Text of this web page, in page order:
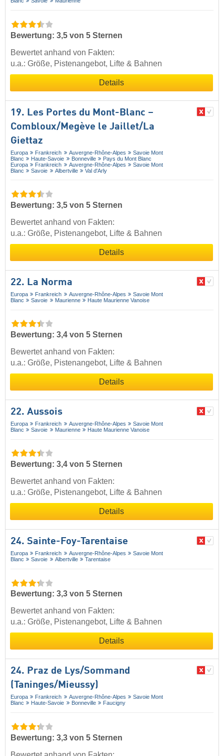
Bewertung: 3,5 von 5 Sternen
Bewertet anhand von Fakten:
u.a.: Größe, Pistenangebot, Lifte & Bahnen
Details
19. Les Portes du Mont-Blanc –
Combloux/​Megève le Jaillet/​La
Giettaz
Europa Frankreich Auvergne-Rhône-Alpes
Savoie Mont
Blanc
Haute-Savoie Bonneville
Pays du Mont Blanc
Europa
Frankreich Auvergne-Rhône-Alpes
Savoie Mont
Blanc
Savoie Albertville Val d'Arly
Bewertung: 3,5 von 5 Sternen
Bewertet anhand von Fakten:
u.a.: Größe, Pistenangebot, Lifte & Bahnen
Details
22. La Norma
Europa Frankreich Auvergne-Rhône-Alpes
Savoie Mont
Blanc
Savoie Maurienne Haute Maurienne Vanoise
Bewertung: 3,4 von 5 Sternen
Bewertet anhand von Fakten:
u.a.: Größe, Pistenangebot, Lifte & Bahnen
Details
22. Aussois
Europa Frankreich Auvergne-Rhône-Alpes
Savoie Mont
Blanc
Savoie Maurienne Haute Maurienne Vanoise
Bewertung: 3,4 von 5 Sternen
Bewertet anhand von Fakten:
u.a.: Größe, Pistenangebot, Lifte & Bahnen
Details
24. Sainte-Foy-Tarentaise
Europa Frankreich Auvergne-Rhône-Alpes
Savoie Mont
Blanc
Savoie Albertville Tarentaise
Bewertung: 3,3 von 5 Sternen
Bewertet anhand von Fakten:
u.a.: Größe, Pistenangebot, Lifte & Bahnen
Details
24. Praz de Lys/​Sommand
(Taninges/​Mieussy)
Europa Frankreich Auvergne-Rhône-Alpes
Savoie Mont
Blanc
Haute-Savoie Bonneville Faucigny
Bewertung: 3,3 von 5 Sternen